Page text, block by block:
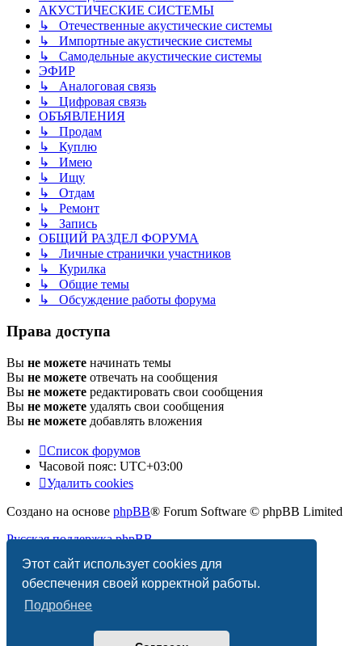
Этот сайт использует cookies для
обеспечения своей корректной работы.
Подробнее
АКУСТИЧЕСКИЕ СИСТЕМЫ
↳ Отечественные акустические системы
↳ Импортные акустические системы
↳ Самодельные акустические системы
ЭФИР
↳ Аналоговая связь
↳ Цифровая связь
ОБЪЯВЛЕНИЯ
↳ Продам
↳ Куплю
↳ Имею
↳ Ищу
↳ Отдам
↳ Ремонт
↳ Запись
ОБЩИЙ РАЗДЕЛ ФОРУМА
↳ Личные странички участников
↳ Курилка
↳ Общие темы
↳ Обсуждение работы форума
Права доступа
Вы не можете начинать темы
Вы не можете отвечать на сообщения
Вы не можете редактировать свои сообщения
Вы не можете удалять свои сообщения
Вы не можете добавлять вложения
Список форумов
Часовой пояс: UTC+03:00
Удалить cookies
Создано на основе phpBB® Forum Software © phpBB Limited
Русская поддержка phpBB
Конфиденциальность |Правила